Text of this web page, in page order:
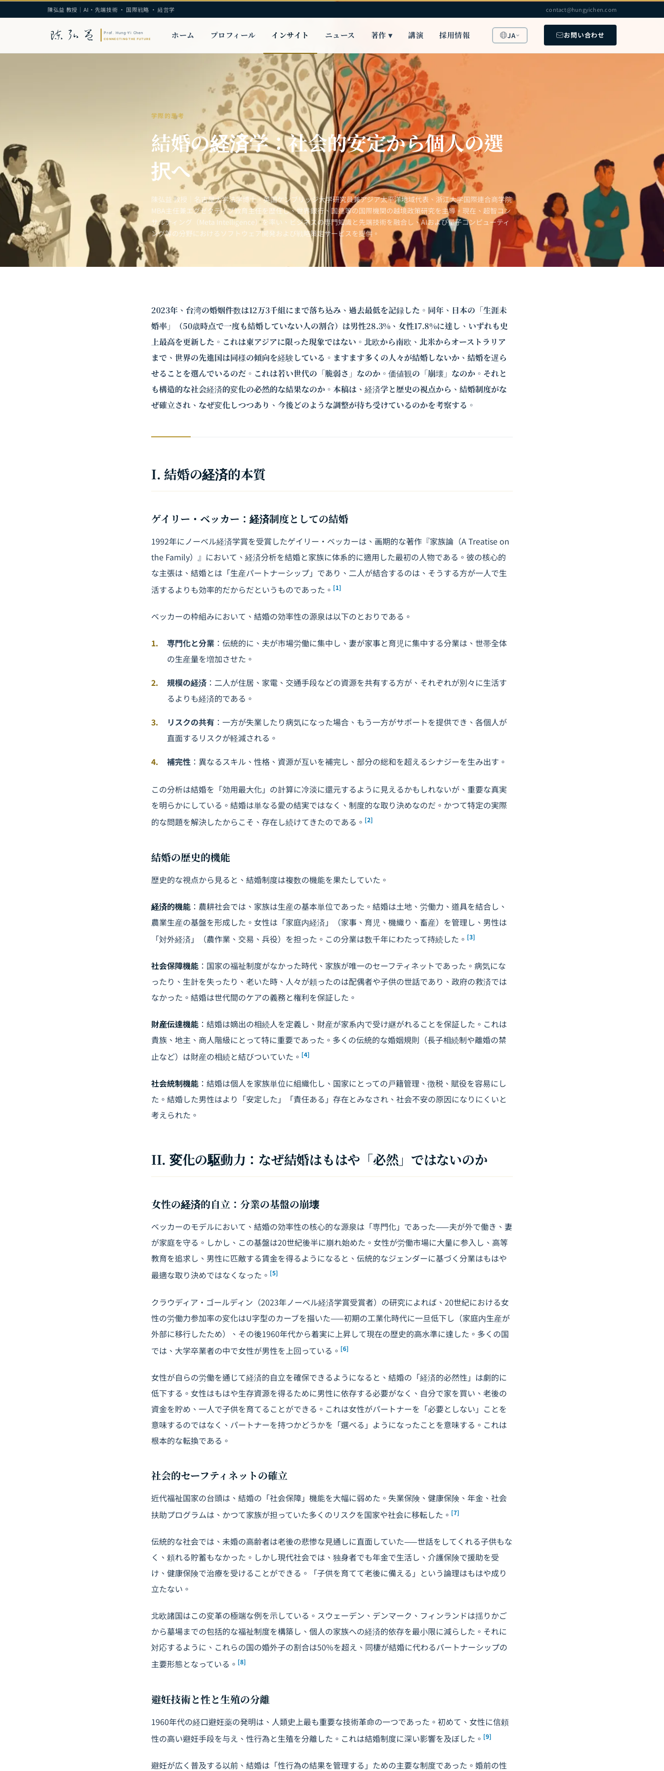
陳弘益 教授｜AI・先端技術 · 国際戦略 · 経営学 contact@hungyichen.com
ホーム プロフィール インサイト ニュース 著作 ▾ 講演 採用情報 JA お問い合わせ
学際的思考
結婚の経済学：社会的安定から個人の選
択へ
陳弘益 教授｜名古屋大学法学博士。英国ケンブリッジ大学研究員兼アジア太平洋地域代表、浙江大学国際連合商学院
MBA主任兼エグゼクティブ教育主任を歴任し、世界銀行、国連等の国際機関の越境政策研究を主導。現在、超智コン
サルティング（Meta Intelligence）を率い、ビジネスの専門知識と先端技術を融合し、AIおよび量子コンピューティ
ング等の分野におけるソフトウェア開発および戦略策定サービスを提供。
2023年、台湾の婚姻件数は12万3千組にまで落ち込み、過去最低を記録した。同年、日本の「生涯未
婚率」（50歳時点で一度も結婚していない人の割合）は男性28.3%、女性17.8%に達し、いずれも史
上最高を更新した。これは東アジアに限った現象ではない。北欧から南欧、北米からオーストラリア
まで、世界の先進国は同様の傾向を経験している。ますます多くの人々が結婚しないか、結婚を遅ら
せることを選んでいるのだ。これは若い世代の「脆弱さ」なのか。価値観の「崩壊」なのか。それと
も構造的な社会経済的変化の必然的な結果なのか。本稿は、経済学と歴史の視点から、結婚制度がな
ぜ確立され、なぜ変化しつつあり、今後どのような調整が待ち受けているのかを考察する。
I. 結婚の経済的本質
ゲイリー・ベッカー：経済制度としての結婚
1992年にノーベル経済学賞を受賞したゲイリー・ベッカーは、画期的な著作『家族論（A Treatise on
the Family）』において、経済分析を結婚と家族に体系的に適用した最初の人物である。彼の核心的
な主張は、結婚とは「生産パートナーシップ」であり、二人が結合するのは、そうする方が一人で生
活するよりも効率的だからだというものであった。 [1]
ベッカーの枠組みにおいて、結婚の効率性の源泉は以下のとおりである。
専門化と分業 ：伝統的に、夫が市場労働に集中し、妻が家事と育児に集中する分業は、世帯全体
の生産量を増加させた。
規模の経済：二人が住居、家電、交通手段などの資源を共有する方が、それぞれが別々に生活す
るよりも経済的である。
リスクの共有 ：一方が失業したり病気になった場合、もう一方がサポートを提供でき、各個人が
直面するリスクが軽減される。
補完性 ：異なるスキル、性格、資源が互いを補完し、部分の総和を超えるシナジーを生み出す。
この分析は結婚を「効用最大化」の計算に冷淡に還元するように見えるかもしれないが、重要な真実
を明らかにしている。結婚は単なる愛の結実ではなく、制度的な取り決めなのだ。かつて特定の実際
的な問題を解決したからこそ、存在し続けてきたのである。 [2]
結婚の歴史的機能
歴史的な視点から見ると、結婚制度は複数の機能を果たしていた。
経済的機能 ：農耕社会では、家族は生産の基本単位であった。結婚は土地、労働力、道具を結合し、
農業生産の基盤を形成した。女性は「家庭内経済」（家事、育児、機織り、畜産）を管理し、男性は
「対外経済」（農作業、交易、兵役）を担った。この分業は数千年にわたって持続した。 [3]
社会保障機能 ：国家の福祉制度がなかった時代、家族が唯一のセーフティネットであった。病気にな
ったり、生計を失ったり、老いた時、人々が頼ったのは配偶者や子供の世話であり、政府の救済では
なかった。結婚は世代間のケアの義務と権利を保証した。
財産伝達機能 ：結婚は嫡出の相続人を定義し、財産が家系内で受け継がれることを保証した。これは
貴族、地主、商人階級にとって特に重要であった。多くの伝統的な婚姻規則（長子相続制や離婚の禁
止など）は財産の相続と結びついていた。 [4]
社会統制機能 ：結婚は個人を家族単位に組織化し、国家にとっての戸籍管理、徴税、賦役を容易にし
た。結婚した男性はより「安定した」「責任ある」存在とみなされ、社会不安の原因になりにくいと
考えられた。
II. 変化の駆動力：なぜ結婚はもはや「必然」ではないのか
女性の経済的自立：分業の基盤の崩壊
ベッカーのモデルにおいて、結婚の効率性の核心的な源泉は「専門化」であった——夫が外で働き、妻
が家庭を守る。しかし、この基盤は20世紀後半に崩れ始めた。女性が労働市場に大量に参入し、 高等
教育を追求し、男性に匹敵する賃金を得るようになると、伝統的なジェンダーに基づく分業はもはや
最適な取り決めではなくなった。 [5]
クラウディア・ゴールディン（2023年ノーベル経済学賞受賞者）の研究によれば、20世紀における女
性の労働力参加率の変化はU字型のカーブを描いた——初期の工業化時代に一旦低下し（家庭内生産が
外部に移行したため）、その後1960年代から着実に上昇して現在の歴史的高水準に達した。多くの国
では、大学卒業者の中で女性が男性を上回っている。 [6]
女性が自らの労働を通じて経済的自立を確保できるようになると、結婚の「経済的必然性」は劇的に
低下する。女性はもはや生存資源を得るために男性に依存する必要がなく、自分で家を買い、老後の
資金を貯め、一人で子供を育てることができる。これは女性がパートナーを「必要としない」ことを
意味するのではなく、パートナーを持つかどうかを「選べる」ようになったことを意味する。これは
根本的な転換である。
社会的セーフティネットの確立
近代福祉国家の台頭は、結婚の「社会保障」機能を大幅に弱めた。失業保険、健康保険、年金、社会
扶助プログラムは、かつて家族が担っていた多くのリスクを国家や社会に移転した。 [7]
伝統的な社会では、未婚の高齢者は老後の悲惨な見通しに直面していた——世話をしてくれる子供もな
く、頼れる貯蓄もなかった。しかし現代社会では、独身者でも年金で生活し、介護保険で援助を受
け、健康保険で治療を受けることができる。「子供を育てて老後に備える」という論理はもはや成り
立たない。
北欧諸国はこの変革の極端な例を示している。スウェーデン、デンマーク、フィンランドは揺りかご
から墓場までの包括的な福祉制度を構築し、個人の家族への経済的依存を最小限に減らした。それに
対応するように、これらの国の婚外子の割合は50%を超え、同棲が結婚に代わるパートナーシップの
主要形態となっている。 [8]
避妊技術と性と生殖の分離
1960年代の経口避妊薬の発明は、人類史上最も重要な技術革命の一つであった。初めて、女性に信頼
性の高い避妊手段を与え、性行為と生殖を分離した。これは結婚制度に深い影響を及ぼした。 [9]
避妊が広く普及する以前、結婚は「性行為の結果を管理する」ための主要な制度であった。婚前の性